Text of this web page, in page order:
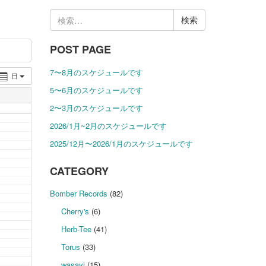
日
検
索:
POST PAGE
7〜8月のスケジュールです
5〜6月のスケジュールです
2〜3月のスケジュールです
2026/1月~2月のスケジュールです
2025/12月〜2026/1月のスケジュールです
CATEGORY
Bomber Records (82)
Cherry's (6)
Herb-Tee (41)
Torus (33)